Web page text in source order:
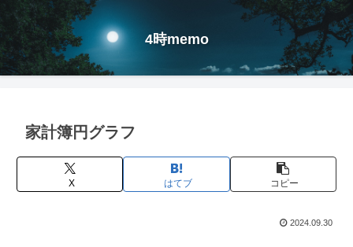
4時memo
家計簿円グラフ
X はてブ コピー
2024.09.30